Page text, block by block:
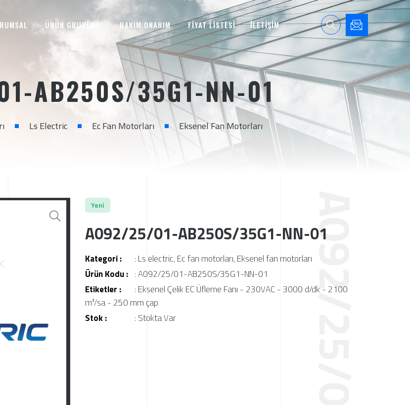
ÜRÜN GRUPLARI BAKIM ONARIM FİYAT LİSTESİ İLETİŞİM
AB250S/35G1-NN-01
Ls Electric Ec Fan Motorları Eksenel Fan Motorları
Yeni
A092/25/01-AB250S/35G1-NN-01
Kategori : : Ls electric, Ec fan motorları, Eksenel fan motorları
Ürün Kodu : : A092/25/01-AB250S/35G1-NN-01
Etiketler :
: Eksenel Çelik EC Üfleme Fanı - 230VAC - 3000 d/dk - 2100
m³/sa - 250 mm çap
Stok :
: Stokta Var